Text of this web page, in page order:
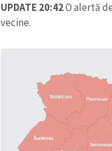
UPDATE 20:42O alertă
vecine.